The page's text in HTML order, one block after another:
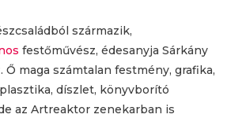
származik,
festőművész, édesanyja Sárkány
maga számtalan festmény, grafika,
díszlet, könyvborító
az Artreaktor zenekarban is